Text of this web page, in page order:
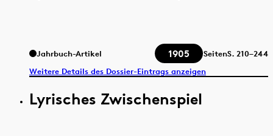
Jahrbuch-Artikel 1905 SeitenS. 210–244
Weitere Details des Dossier-Eintrags anzeigen
Lyrisches Zwischenspiel